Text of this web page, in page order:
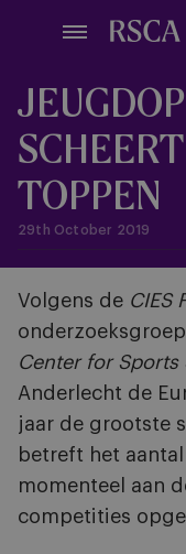
content
TOPPEN
29th October 2019
Volgens de CIES
Center for Sports
Anderlecht de
jaar de grootste
betreft het
momenteel aan
competities